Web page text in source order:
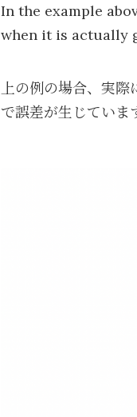
In the example
when it is actually
上の例の場合、実
で誤差が生じていま